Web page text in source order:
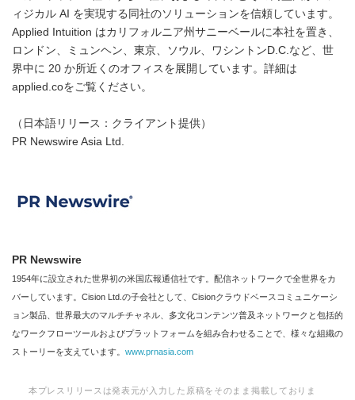
ィジカル AI を実現する同社のソリューションを信頼しています。
Applied Intuition はカリフォルニア州サニーベールに本社を置き、
ロンドン、ミュンヘン、東京、ソウル、ワシントンD.C.など、世
界中に 20 か所近くのオフィスを展開しています。詳細は
applied.coをご覧ください。
（日本語リリース：クライアント提供）
PR Newswire Asia Ltd.
PR Newswire
1954年に設立された世界初の米国広報通信社です。配信ネットワークで全世界をカ
バーしています。Cision Ltd.の子会社として、Cisionクラウドベースコミュニケーシ
ョン製品、世界最大のマルチチャネル、多文化コンテンツ普及ネットワークと包括的
なワークフローツールおよびプラットフォームを組み合わせることで、様々な組織の
ストーリーを支えています。 www.prnasia.com
本プレスリリースは発表元が入力した原稿をそのまま掲載しておりま